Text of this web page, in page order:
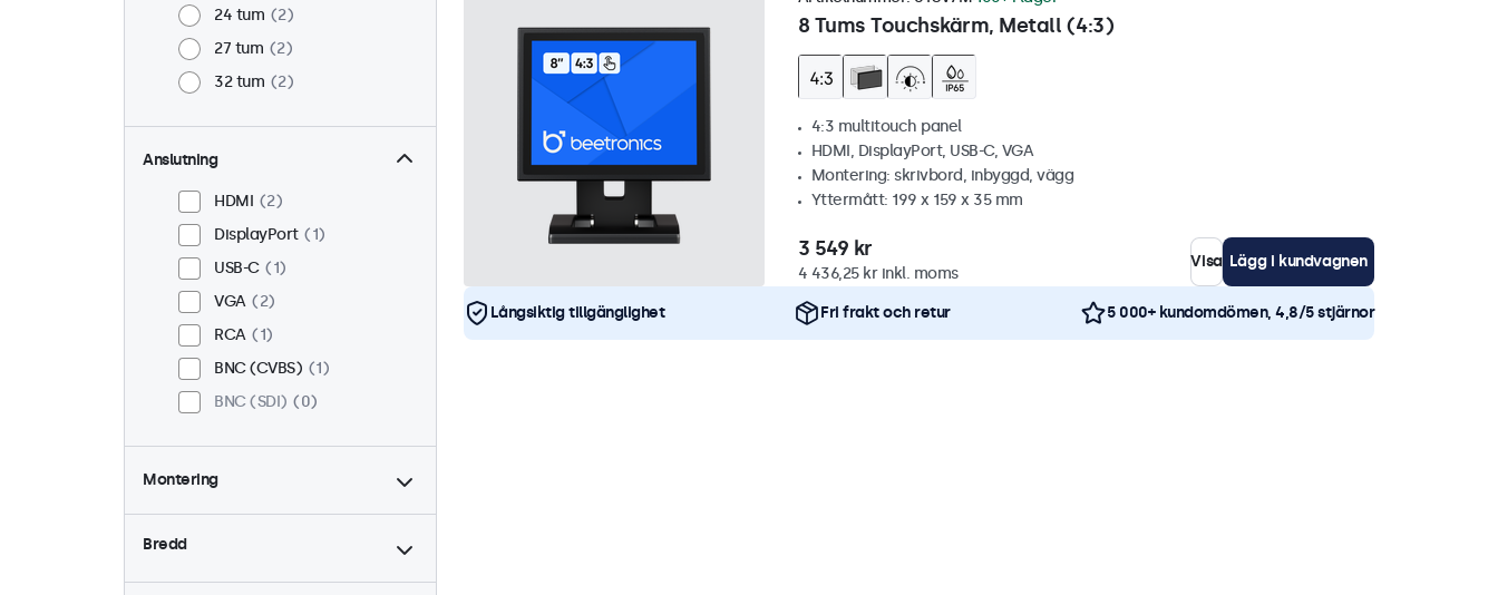
24 tum
2
27 tum
2
32 tum
2
Anslutning
HDMI
2
DisplayPort
1
USB-C
1
VGA
2
RCA
1
BNC (CVBS)
1
BNC (SDI)
0
Montering
Skrivbord
2
Inbyggd
2
Bredd
8 Tums Touchskärm, Metall (4:3)
4:3 multitouch panel
HDMI, DisplayPort, USB-C, VGA
Montering: skrivbord, inbyggd, vägg
Yttermått: 199 x 159 x 35 mm
3 549 kr
4 436,25 kr inkl. moms
Visa Lägg i kundvagnen
Långsiktig tillgänglighet Fri frakt och retur 5 000+ kundomdömen, 4,8/5 stjärnor